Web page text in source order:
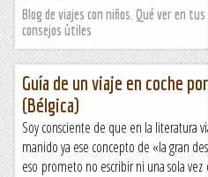
Blog de viajes con niños. Qué ver en
consejos útiles
Guía de un viaje en coche
(Bélgica)
Soy consciente de que en la literatura
manido ya ese concepto de «la gran
eso prometo no escribir ni una sola